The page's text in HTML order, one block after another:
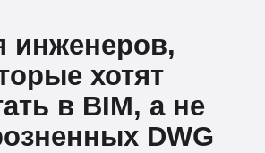
инженеров,
хотят
в BIM, а не
DWG